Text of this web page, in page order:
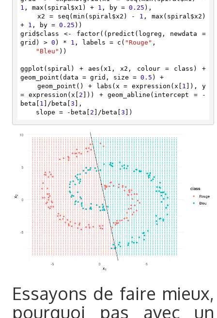
1 , max(spiral$x1) + 1 , by = 0.25 ),
    x2 = seq(min(spiral$x2) -
1 , max(spiral$x2)
+ 1 , by = 0.25 ))
grid$class <- factor((predict(logreg, newdata =
grid) > 0 ) * 1 , labels = c( "Rouge" ,
"Bleu" ))
ggplot(spiral) + aes(x1, x2, colour = class) +
geom_point(data = grid, size = 0.5 ) +
    geom_point() + labs(x = expression(x[
1 ]), y
= expression(x[ 2 ])) + geom_abline(intercept = -
beta[ 1 ]/beta[3 ],
    slope = -beta[
2 ]/beta[3 ])
Essayons de faire mieux,
pourquoi pas avec un